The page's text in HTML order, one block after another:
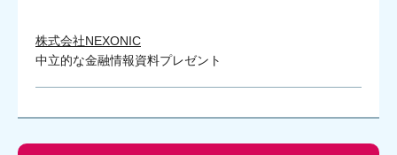
株式会社NEXONIC
中立的な金融情報資料プレゼント